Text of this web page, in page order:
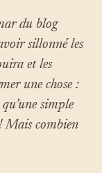
du blog
sillonné les
et les
une chose :
simple
Mais combien